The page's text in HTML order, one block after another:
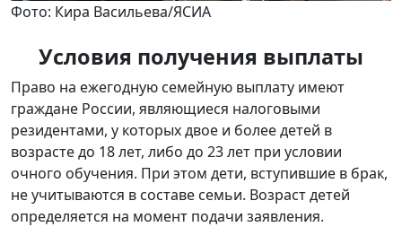
Фото: Кира Васильева/ЯСИА
Условия получения выплаты
Право на ежегодную семейную выплату имеют
граждане России, являющиеся налоговыми
резидентами, у которых двое и более детей в
возрасте до 18 лет, либо до 23 лет при условии
очного обучения. При этом дети, вступившие в брак,
не учитываются в составе семьи. Возраст детей
определяется на момент подачи заявления.